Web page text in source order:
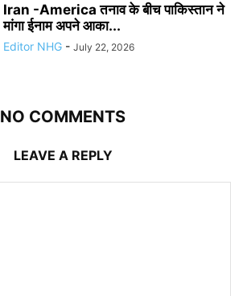
Iran -America तनाव के बीच पाकिस्तान ने
मांगा ईनाम अपने आका...
Editor NHG - July 22, 2026
NO COMMENTS
LEAVE A REPLY